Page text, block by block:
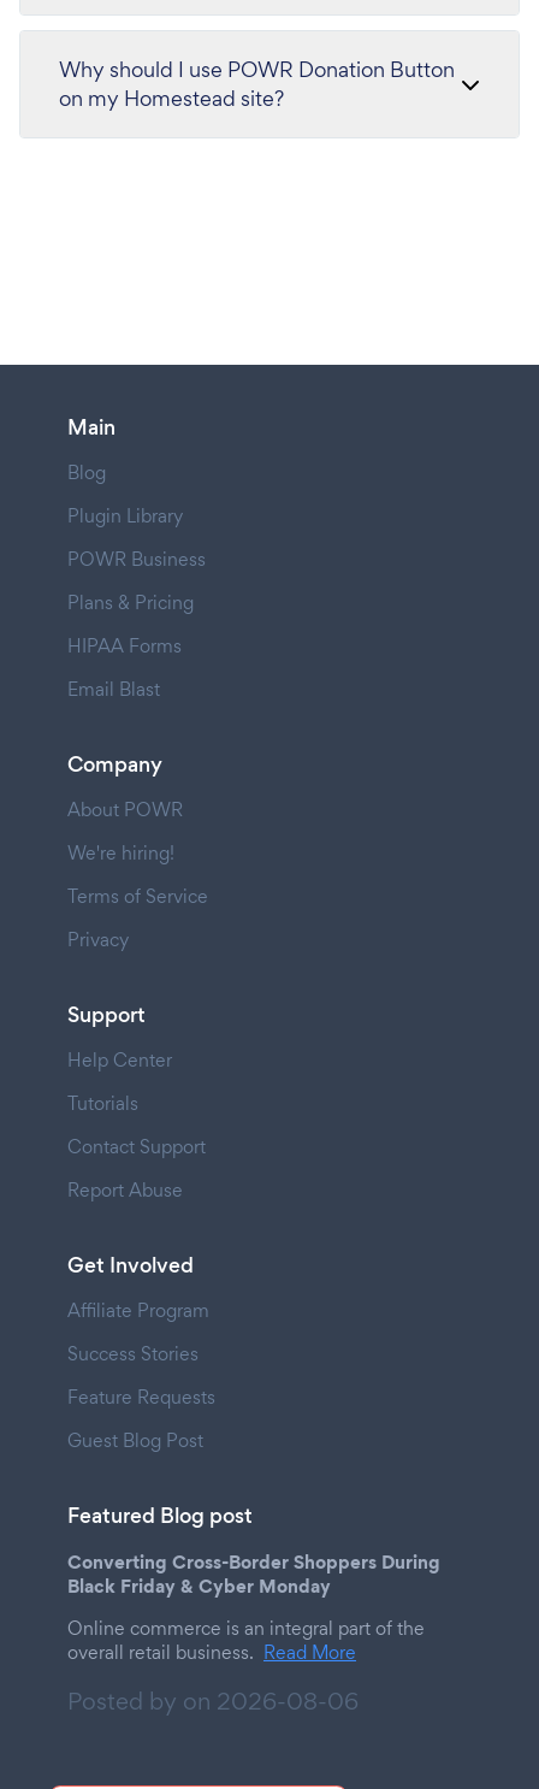
Why should I use POWR Donation Button
on my Homestead site?
Main
Blog
Plugin Library
POWR Business
Plans & Pricing
HIPAA Forms
Email Blast
Company
About POWR
We're hiring!
Terms of Service
Privacy
Support
Help Center
Tutorials
Contact Support
Report Abuse
Get Involved
Affiliate Program
Success Stories
Feature Requests
Guest Blog Post
Featured Blog post
Converting Cross-Border Shoppers During
Black Friday & Cyber Monday
Online commerce is an integral part of the
overall retail business. Read More
Posted by on 2026-08-06